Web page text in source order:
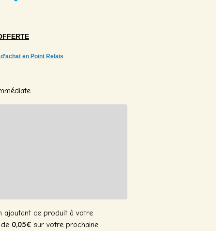
en Point Relais
ajoutant ce produit à votre
0,05€ sur votre prochaine